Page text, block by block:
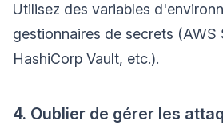
Utilisez des variables
gestionnaires de secrets (AWS
HashiCorp Vault, etc.).
4. Oublier de gérer les